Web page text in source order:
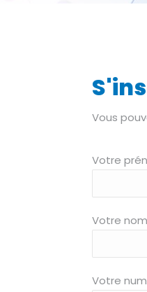
Vous
Votre
Votre
Votre